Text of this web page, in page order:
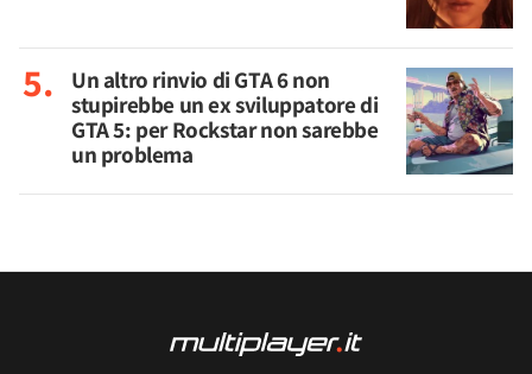
Un altro rinvio di GTA 6 non
stupirebbe un ex sviluppatore di
GTA 5: per Rockstar non sarebbe
un problema